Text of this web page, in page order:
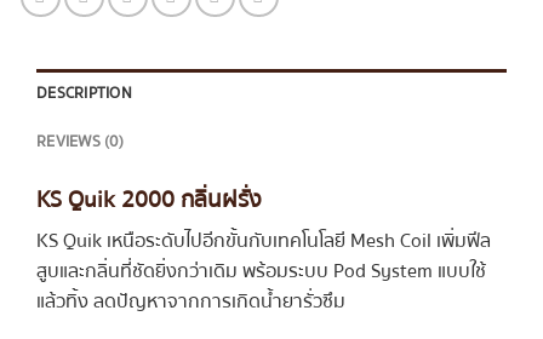
DESCRIPTION
REVIEWS (0)
KS Quik 2000 กลิ่นฝรั่ง
KS Quik เหนือระดับไปอีกขั้นกับเทคโนโลยี Mesh Coil เพิ่มฟีล
สูบและกลิ่นที่ชัดยิ่งกว่าเดิม พร้อมระบบ Pod System แบบใช้
แล้วทิ้ง ลดปัญหาจากการเกิดน้ำยารั่วซึม